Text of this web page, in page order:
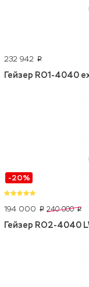
232 942 p
Гейзер RO1-4040
-20%
194 000 p 240 000 p
Гейзер RO2-4040